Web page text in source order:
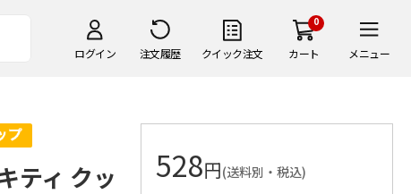
ログイン 注文履歴 クイック注文
0
カート メニュー
ティ クッ
528円(送料別・税込)